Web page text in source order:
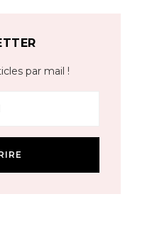
par mail !